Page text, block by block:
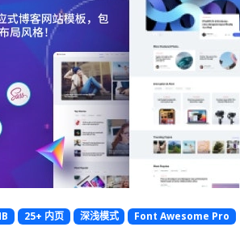
25+ 内页 深浅模式 Font Awesome Pro